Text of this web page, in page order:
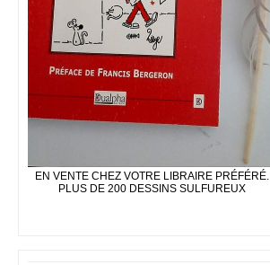
EN VENTE CHEZ VOTRE LIBRAIRE PRÉFÉRÉ.
PLUS DE 200 DESSINS SULFUREUX